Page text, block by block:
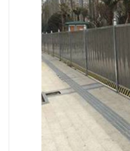
围挡
生产加工单板复合围
政围挡